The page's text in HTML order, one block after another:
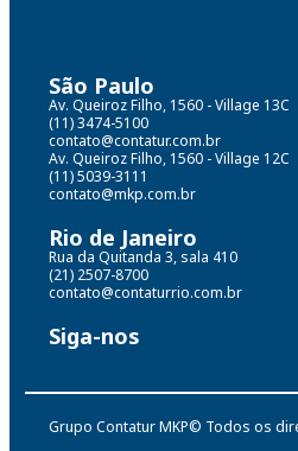
São Paulo
Av. Queiroz Filho, 1560 - Village 13C
(11) 3474-5100
contato@contatur.com.br
Av. Queiroz Filho, 1560 - Village 12C
(11) 5039-3111
contato@mkp.com.br
Rio de Janeiro
Rua da Quitanda 3, sala 410
(21) 2507-8700
contato@contaturrio.com.br
Siga-nos
Grupo Contatur MKP© Todos os